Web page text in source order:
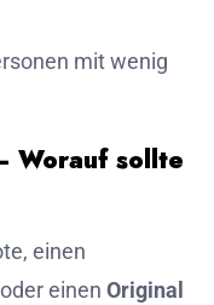
mit wenig
Worauf sollte
einen
oder einen Original